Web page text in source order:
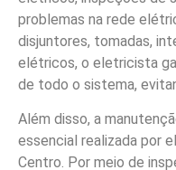
problemas na rede
disjuntores, tomadas,
elétricos, o eletricista
de todo o sistema,
Além disso, a
essencial realizada por
Centro. Por meio de